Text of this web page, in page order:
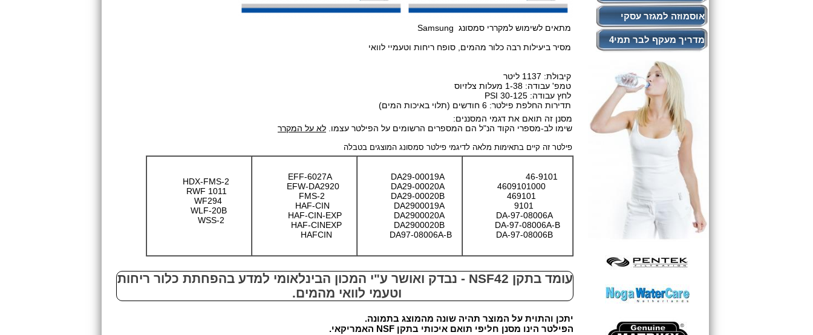
אוסמוזה למגזר עסקי
מדריך מעקף לבר תמי4
מתאים לשימוש למקררי סמסונג Samsung
מסיר ביעילות רבה כלור מהמים, סופח ריחות וטעמיי לוואי
קיבולת: 1137 ליטר
טמפ' עבודה: 1-38 מעלות צלזיוס
לחץ עבודה: 30-125 PSI
תדירות החלפת פילטר: 6 חודשים (תלוי באיכות המים)
מסנן זה תואם את דגמי המסננים:
שימו לב-מספרי הקוד הנ"ל הם המספרים הרשומים על הפילטר עצמו. לא על המקרר
פילטר זה קיים בתאימות מלאה לדיגמי פילטר סמסונג המוצגים בטבלה
עומד בתקן NSF42 - נבדק ואושר ע"י המכון הבינלאומי למדע בהפחתת כלור ריחות
וטעמי לוואי מהמים.
יתכן והתוית על המוצר תהיה שונה מהמוצג בתמונה.
הפילטר הינו מסנן חליפי תואם איכותי בתקן NSF האמריקאי.